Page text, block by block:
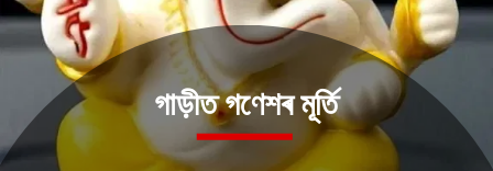
গাড়ীত গণেশৰ মূৰ্তি